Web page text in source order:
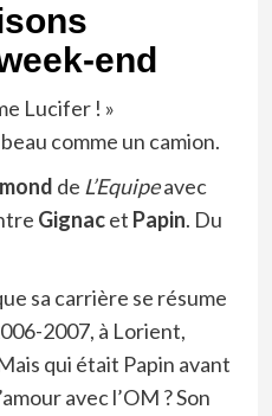
end
Lucifer ! »
beau comme un camion.
de L’Equipeavec
Gignacet Papin. Du
sa carrière se résume
2007, à Lorient,
qui était Papin avant
avec l’OM ? Son